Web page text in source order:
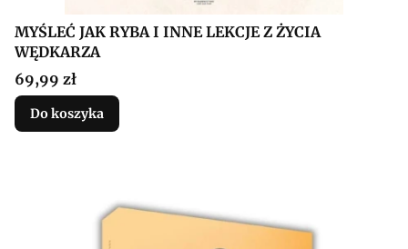
MYŚLEĆ JAK RYBA I INNE LEKCJE Z ŻYCIA
WĘDKARZA
Cena
69,99 zł
Do koszyka